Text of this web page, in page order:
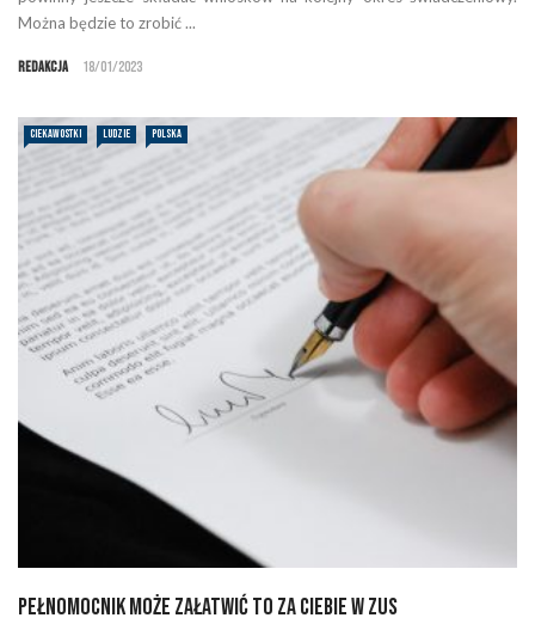
Można będzie to zrobić ...
Redakcja 18/01/2023
CIEKAWOSTKI LUDZIE POLSKA
Pełnomocnik może załatwić to za Ciebie w ZUS